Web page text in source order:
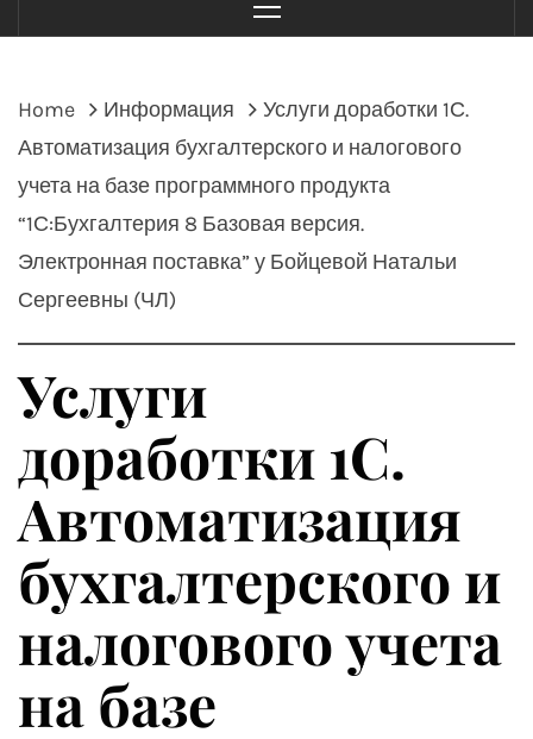
Menu
Home Информация
Услуги доработки 1С.
Автоматизация бухгалтерского и налогового
учета на базе программного продукта
“1С:Бухгалтерия 8 Базовая версия.
Электронная поставка” у Бойцевой Натальи
Сергеевны (ЧЛ)
Услуги
доработки 1С.
Автоматизация
бухгалтерского и
налогового учета
на базе